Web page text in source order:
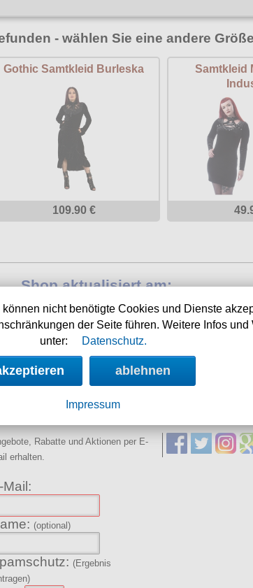
- wählen Sie eine andere
Gothic Samtkleid Burleska
109.90 €
Samtkleid
Shop aktualisiert am:
07.08.2026
Nächste Auslieferung in:
22h 0m 47s
Rabatte und Aktionen per E-
erhalten.
Mail:
(optional)
(Ergebnis
nicht benötigte Cookies und Dienste
der Seite führen. Weitere Infos
unter:
Datenschutz.
ablehnen
Impressum